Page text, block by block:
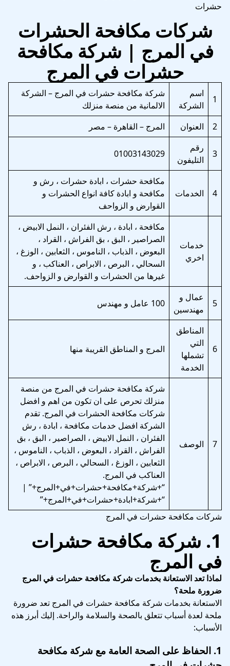
حشرات
شركات مكافحة الحشرات
في المرج | شركة مكافحة
حشرات في المرج
1
اسم
الشركة
شركة مكافحة حشرات في المرج – الشركة
الالمانية من منصة منزلك
2
العنوان المرج – القاهرة – مصر
3
رقم
التليفون
01003143029
4 الخدمات
مكافحة حشرات ، ابادة حشرات ، رش و
مكافحة و ابادة كافة انواع الحشرات و
القوارض و الزواحف
خدمات
اخري
مكافحة ، ابادة ، رش الفئران ، النمل الابيض ،
الصراصير ، البق ، بق الفراش ، القراد ،
البعوض ، الذباب ، الناموس ، الثعابين ، الوزغ ،
السحالي ، البرص ، الابراص ، العناكب ، و
غيرها من الحشرات و القوارض و الزواحف.
5
عمال و
مهندسين
100 عامل و مهندس
6
المناطق
التي
تشملها
الخدمة
المرج و المناطق القريبة منها
7 الوصف
شركة مكافحة حشرات في المرج من منصة
منزلك تحرص على ان تكون من اهم و افضل
شركات مكافحة الحشرات في المرج. تقدم
الشركة افضل خدمات مكافحة ، ابادة ، رش
الفئران ، النمل الابيض ، الصراصير ، البق ، بق
الفراش ، القراد ، البعوض ، الذباب ، الناموس ،
الثعابين ، الوزغ ، السحالي ، البرص ، الابراص ،
العناكب في المرج.
“+شركة+مكافحة+حشرات+في+المرج+” |
“+شركة+ابادة+حشرات+في+المرج+”
شركات مكافحة حشرات في المرج
1. شركة مكافحة حشرات
في المرج
لماذا تعد الاستعانة بخدمات شركة مكافحة حشرات في المرج
ضرورة ملحة؟
الاستعانة بخدمات شركة مكافحة حشرات في المرج تعد ضرورة
ملحة لعدة أسباب تتعلق بالصحة والسلامة والراحة. إليك أبرز هذه
الأسباب:
1. الحفاظ على الصحة العامة مع شركة مكافحة